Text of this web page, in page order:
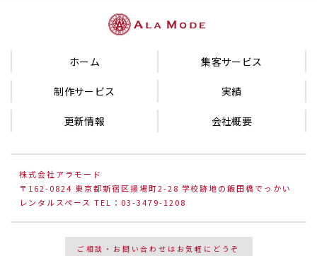
ホーム 集客サービス
制作サービス 実績
更新情報 会社概要
株式会社アラモード
〒162-0824 東京都新宿区揚場町2-28 学校跡地の飯田橋でっかい
レンタルスペース TEL：03-3479-1208
ご相談・お問い合わせはお気軽にどうぞ